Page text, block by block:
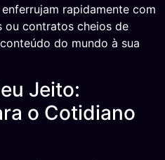
rapidamente com
ou contratos cheios de
do mundo à sua
Jeito:
o Cotidiano